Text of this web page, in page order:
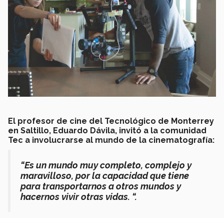
El profesor de cine del Tecnológico de Monterrey
en Saltillo, Eduardo Dávila, invitó a la comunidad
Tec a involucrarse al mundo de la cinematografía:
“Es un mundo muy completo, complejo y
maravilloso, por la capacidad que tiene
para transportarnos a otros mundos y
hacernos vivir otras vidas. “.